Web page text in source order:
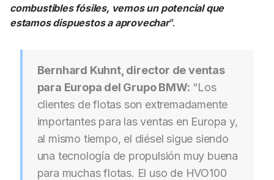
combustibles fósiles, vemos un potencial que
estamos dispuestos a aprovechar”.
Bernhard Kuhnt, director de ventas
para Europa del Grupo BMW: “Los
clientes de flotas son extremadamente
importantes para las ventas en Europa y,
al mismo tiempo, el diésel sigue siendo
una tecnología de propulsión muy buena
para muchas flotas. El uso de HVO100